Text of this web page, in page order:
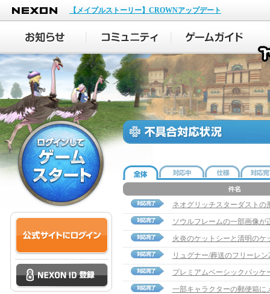
NEXON
【メイプルストーリー】CROWNアップデート
ネオグリッチスターダストの
ソウルフレームの一部画像が
火炎のケットシーと清明の
リュグナー/葬送のフリーレ
プレミアムベーシックパッ
一部キャラクターの郵便箱に